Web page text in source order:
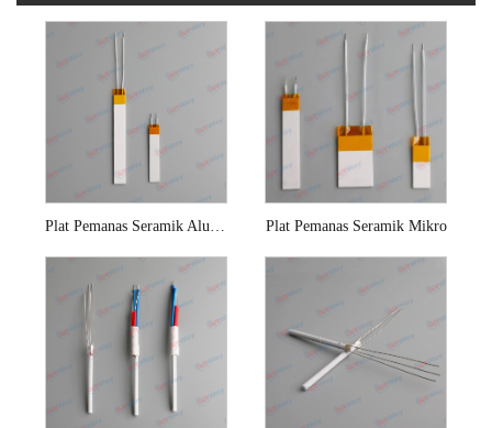
Plat Pemanas Seramik Alumina Untuk Pelurus Rambut Plat Pemanas Seramik Mikro